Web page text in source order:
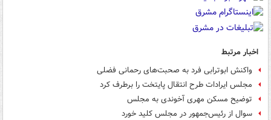
اخبار مرتبط
واکنش ابوترابی فرد به صحبت‌های رحمانی فضلی
مجلس ایرادات طرح انتقال پایتخت را برطرف کرد
توضیح مسکن مهری آخوندی به مجلس
سوال از رئیس‌جمهور در مجلس کلید خورد